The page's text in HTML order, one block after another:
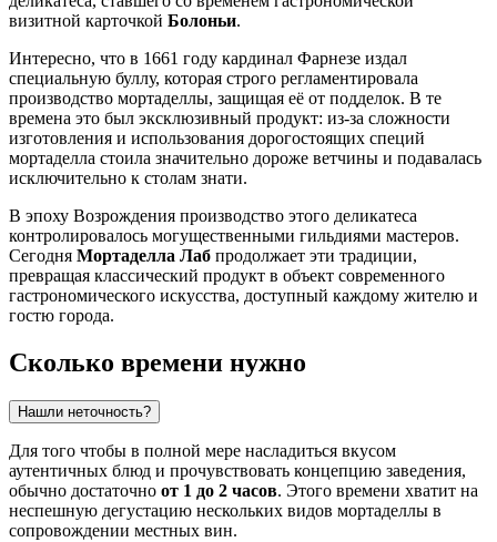
визитной карточкой Болоньи.
Интересно, что в 1661 году кардинал Фарнезе издал
специальную буллу, которая строго регламентировала
производство мортаделлы, защищая её от подделок. В те
времена это был эксклюзивный продукт: из-за сложности
изготовления и использования дорогостоящих специй
мортаделла стоила значительно дороже ветчины и подавалась
исключительно к столам знати.
В эпоху Возрождения производство этого деликатеса
контролировалось могущественными гильдиями мастеров.
Сегодня Мортаделла Лаб продолжает эти традиции,
превращая классический продукт в объект современного
гастрономического искусства, доступный каждому жителю и
гостю города.
Сколько времени нужно
Нашли неточность?
Для того чтобы в полной мере насладиться вкусом
аутентичных блюд и прочувствовать концепцию заведения,
обычно достаточно от 1 до 2 часов. Этого времени хватит на
неспешную дегустацию нескольких видов мортаделлы в
сопровождении местных вин.